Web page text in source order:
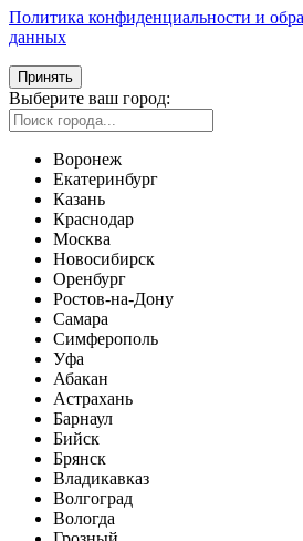
Политика конфиденциальности и
данных
Принять
Выберите ваш город:
Воронеж
Екатеринбург
Казань
Краснодар
Москва
Новосибирск
Оренбург
Ростов-на-Дону
Самара
Симферополь
Уфа
Абакан
Астрахань
Барнаул
Бийск
Брянск
Владикавказ
Волгоград
Вологда